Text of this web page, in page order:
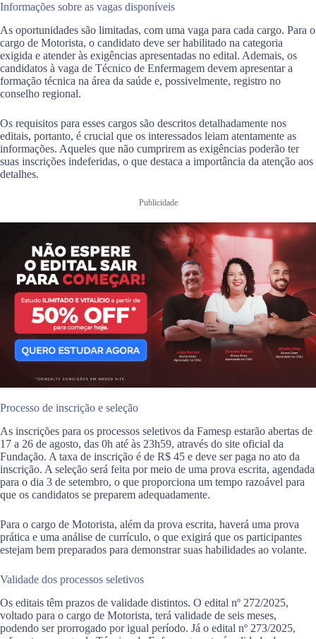
Informações sobre as vagas disponíveis
As oportunidades são limitadas, com uma vaga para cada cargo. Para o
cargo de Motorista, o candidato deve ser habilitado na categoria
exigida e atender às exigências apresentadas no edital. Ademais, os
candidatos à vaga de Técnico de Enfermagem devem apresentar a
formação técnica na área da saúde e, possivelmente, registro no
conselho regional.
Os requisitos para esses cargos são descritos detalhadamente nos
editais, portanto, é crucial que os interessados leiam atentamente as
informações. Aqueles que não cumprirem as exigências poderão ter
suas inscrições indeferidas, o que destaca a importância da atenção aos
detalhes.
Publicidade
Processo de inscrição e seleção
As inscrições para os processos seletivos da Famesp estarão abertas de
17 a 26 de agosto, das 0h até às 23h59, através do site oficial da
Fundação. A taxa de inscrição é de R$ 45 e deve ser paga no ato da
inscrição. A seleção será feita por meio de uma prova escrita, agendada
para o dia 3 de setembro, o que proporciona um tempo razoável para
que os candidatos se preparem adequadamente.
Para o cargo de Motorista, além da prova escrita, haverá uma prova
prática e uma análise de currículo, o que exigirá que os participantes
estejam bem preparados para demonstrar suas habilidades ao volante.
Validade dos processos seletivos
Os editais têm prazos de validade distintos. O edital nº 272/2025,
voltado para o cargo de Motorista, terá validade de seis meses,
podendo ser prorrogado por igual período. Já o edital nº 273/2025,